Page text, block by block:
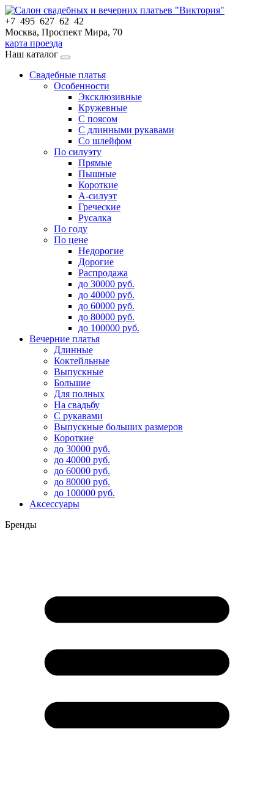
+7 495 627 62 42
Москва, Проспект Мира, 70
карта проезда
Наш каталог
Свадебные платья
Особенности
Эксклюзивные
Кружевные
С поясом
С длинными рукавами
Со шлейфом
По силуэту
Прямые
Пышные
Короткие
А-силуэт
Греческие
Русалка
По году
По цене
Недорогие
Дорогие
Распродажа
до 30000 руб.
до 40000 руб.
до 60000 руб.
до 80000 руб.
до 100000 руб.
Вечерние платья
Длинные
Коктейльные
Выпускные
Большие
Для полных
На свадьбу
С рукавами
Выпускные больших размеров
Короткие
до 30000 руб.
до 40000 руб.
до 60000 руб.
до 80000 руб.
до 100000 руб.
Аксессуары
Бренды